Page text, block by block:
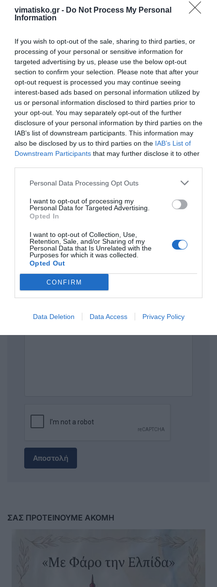
vimatisko.gr - Do Not Process My Personal
Information
If you wish to opt-out of the sale, sharing to third parties, or
processing of your personal or sensitive information for
targeted advertising by us, please use the below opt-out
section to confirm your selection. Please note that after your
opt-out request is processed you may continue seeing
interest-based ads based on personal information utilized by
us or personal information disclosed to third parties prior to
your opt-out. You may separately opt-out of the further
disclosure of your personal information by third parties on the
IAB’s list of downstream participants. This information may
also be disclosed by us to third parties on the IAB’s List of
Downstream Participants that may further disclose it to other
Personal Data Processing Opt Outs
I want to opt-out of processing my
Personal Data for Targeted Advertising.
Opted In
I want to opt-out of Collection, Use,
Retention, Sale, and/or Sharing of my
Personal Data that Is Unrelated with the
Purposes for which it was collected.
Opted Out
CONFIRM
Data Deletion Data Access Privacy Policy
Εξαιρετικός!
Πολλά συγχαρητήρια! ο κ. Βολακάκης είναι
άνθρωπος!
Β.Π
25/10 - 21:25
Νοσοκομειο
Ένα μεγάλο μπράβο στον κ . Φανιο!!!!Από
τότε που ανέλαβε την διοίκηση του
νοσοκομείου μας προσπαθεί συνέχεια για
το καλύτερο!!!!Πολλά συγχαρητήρια κ.
Φανιε!!!Καλή συνέχεια δύο δύσκολο έργο
Πρόσθεσε ένα σχόλιο
ΟΝΟΜΑ
ΣΧΟΛΙΟ
Αποστολή
ΣΑΣ ΠΡΟΤΕΙΝΟΥΜΕ ΑΚΟΜΗ